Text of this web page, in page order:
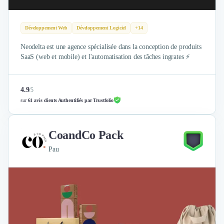
Design Industriel
Packaging & Emballages
Support Client
Téléphonie & Télécommunication
Chatbot
Graphisme & Illustration
Recherche Utilisateur
Design Thinking
Développement Logiciel
Création de Site Internet
Direction Artistique
Développement Web Développement Logiciel +14
Neodelta est une agence spécialisée dans la conception de produits
SaaS (web et mobile) et l'automatisation des tâches ingrates ⚡
4.9/5
sur61 avis clients Authentifiés par Trustfolio
CoandCo Pack
Pau